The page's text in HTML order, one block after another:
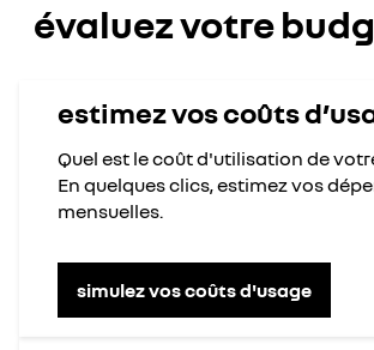
évaluez votre
estimez vos coûts
Quel est le coût d'utilisation de
En quelques clics, estimez vos
mensuelles.
simulez vos coûts d'usage